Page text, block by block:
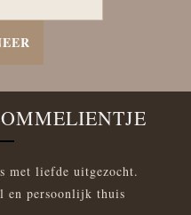
met liefde uitgezocht.
en persoonlijk thuis